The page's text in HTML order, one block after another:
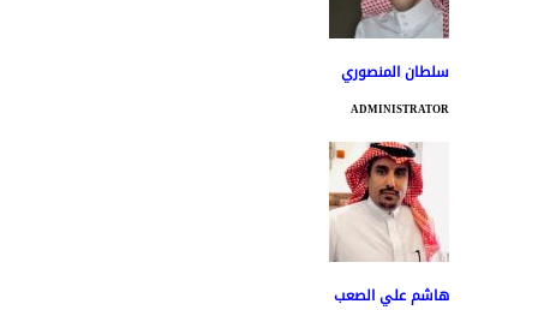
سلطان المنصوري
ADMINISTRATOR
هاشم علي الصعب